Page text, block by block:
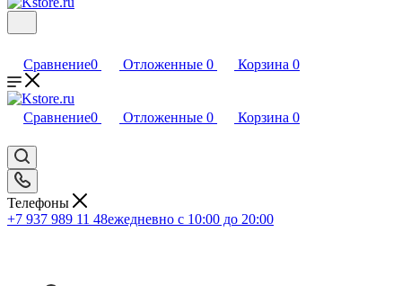
Сравнение0 Отложенные 0 Корзина 0
Сравнение0 Отложенные 0 Корзина 0
Телефоны
+7 937 989 11 48ежедневно с 10:00 до 20:00